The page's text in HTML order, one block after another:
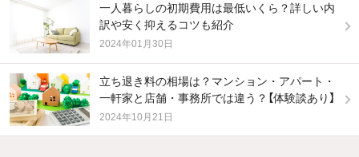
一人暮らしの初期費用は最低いくら？詳しい内
訳や安く抑えるコツも紹介
2024年01月30日
立ち退き料の相場は？マンション・アパート・
一軒家と店舗・事務所では違う？【体験談あり】
2024年10月21日